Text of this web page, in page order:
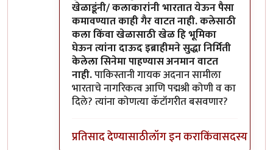
खेळाडूंनी/ कलाकारांनी भारतात येऊन पैसा
कमावण्यात काही गैर वाटत नाही. कलेसाठी
कला किंवा खेळासाठी खेळ हि भूमिका
घेऊन त्यांना दाऊद इब्राहीमने सुद्धा निर्मिती
केलेला सिनेमा पाहण्यास अनमान वाटत
नाही.पाकिस्तानी गायक अदनान सामीला
भारताचे नागरिकत्व आणि पद्मश्री कोणी व का
दिले? त्यांना कोणत्या कॅटॉगरीत बसवणार?
प्रतिसाद देण्यासाठीलॉग इन कराकिंवासदस्य व्हा